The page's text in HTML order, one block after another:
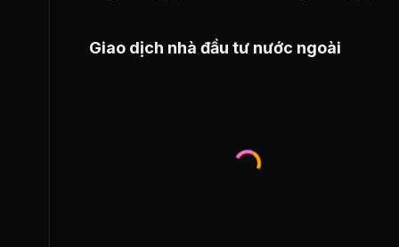
Giao dịch nhà đầu tư nước ngoài